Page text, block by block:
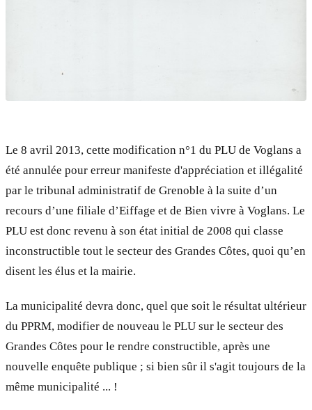
Le 8 avril 2013, cette modification n°1 du PLU de Voglans a
été annulée pour erreur manifeste d'appréciation et illégalité
par le tribunal administratif de Grenoble à la suite d’un
recours d’une filiale d’Eiffage et de Bien vivre à Voglans. Le
PLU est donc revenu à son état initial de 2008 qui classe
inconstructible tout le secteur des Grandes Côtes, quoi qu’en
disent les élus et la mairie.
La municipalité devra donc, quel que soit le résultat ultérieur
du PPRM, modifier de nouveau le PLU sur le secteur des
Grandes Côtes pour le rendre constructible, après une
nouvelle enquête publique ; si bien sûr il s'agit toujours de la
même municipalité ... !